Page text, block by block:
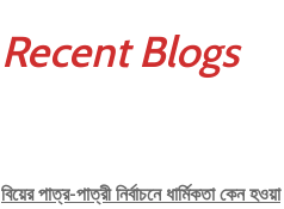
Recent Blogs
বিয়ের পাত্র-পাত্রী নির্বাচনে ধার্মিকতা কেন হওয়া